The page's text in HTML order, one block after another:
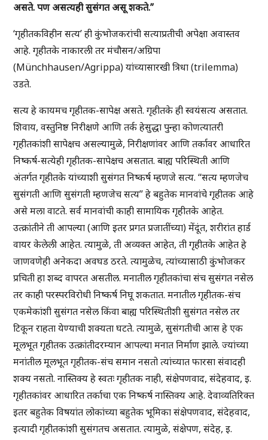
असते. पण असत्यही सुसंगत असू शकते.”
‘गृहीतकविहीन सत्य’ ही कुंभोजकरांची सत्याप्रतीची अपेक्षा अवास्तव
आहे. गृहीतके नाकारली तर मंचौसन/अग्रिपा
(Münchhausen/Agrippa) यांच्यासारखी त्रिधा (trilemma)
उडते.
सत्य हे कायमच गृहीतक-सापेक्ष असते. गृहीतके ही स्वयंसत्य असतात.
शिवाय, वस्तुनिष्ठ निरीक्षणे आणि तर्क हेसुद्धा पुन्हा कोणत्यातरी
गृहीतकांशी सापेक्षच असल्यामुळे, निरीक्षणांवर आणि तर्कावर आधारित
निष्कर्ष-सत्येही गृहीतक-सापेक्षच असतात. बाह्य परिस्थिती आणि
अंतर्गत गृहीतके यांच्याशी सुसंगत निष्कर्ष म्हणजे सत्य. “सत्य म्हणजेच
सुसंगती आणि सुसंगती म्हणजेच सत्य” हे बहुतेक मानवांचे गृहीतक आहे
असे मला वाटते. सर्व मानवांची काही सामायिक गृहीतके आहेत.
उत्क्रांतीने ती आपल्या (आणि इतर प्रगत प्रजातींच्या) मेंदूंत, शरीरांत हार्ड
वायर केलेली आहेत. त्यामुळे, ती अव्यक्त आहेत, ती गृहीतके आहेत हे
जाणवणेही अनेकदा अवघड ठरते. त्यामुळेच, त्यांच्यासाठी कुंभोजकर
प्रचिती हा शब्द वापरत असतील. मनातील गृहीतकांचा संच सुसंगत नसेल
तर काही परस्परविरोधी निष्कर्ष निघू शकतात. मनातील गृहीतक-संच
एकमेकांशी सुसंगत नसेल किंवा बाह्य परिस्थितीशी सुसंगत नसेल तर
टिकून राहता येण्याची शक्यता घटते. त्यामुळे, सुसंगतीची आस हे एक
मूलभूत गृहीतक उत्क्रांतीदरम्यान आपल्या मनात निर्माण झाले. ज्यांच्या
मनांतील मूलभूत गृहीतक-संच समान नसतो त्यांच्यात फारसा संवादही
शक्य नसतो. नास्तिक्य हे स्वतः गृहीतक नाही, संक्षेपणवाद, संदेहवाद, इ.
गृहीतकांवर आधारित तर्काचा एक निष्कर्ष नास्तिक्य आहे. देवाव्यतिरिक्त
इतर बहुतेक विषयांत लोकांच्या बहुतेक भूमिका संक्षेपणवाद, संदेहवाद,
इत्यादी गृहीतकांशी सुसंगतच असतात. त्यामुळे, संक्षेपण, संदेह, इ.